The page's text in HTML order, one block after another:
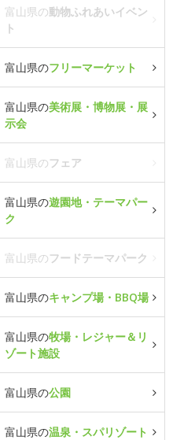
富山県の動物ふれあいイベン
ト
富山県のフリーマーケット
富山県の美術展・博物展・展
示会
富山県のフェア
富山県の遊園地・テーマパー
ク
富山県のフードテーマパーク
富山県のキャンプ場・BBQ場
富山県の牧場・レジャー＆リ
ゾート施設
富山県の公園
富山県の温泉・スパリゾート